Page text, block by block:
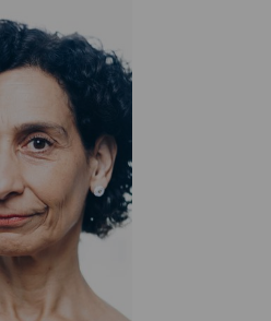
Romans von Ruth Maria
Hitler« von Radka
der Autorin und zweier
mit der sorbischen
entwickelte sie überdies den
und deutscher Sprache
und einen Musiker.